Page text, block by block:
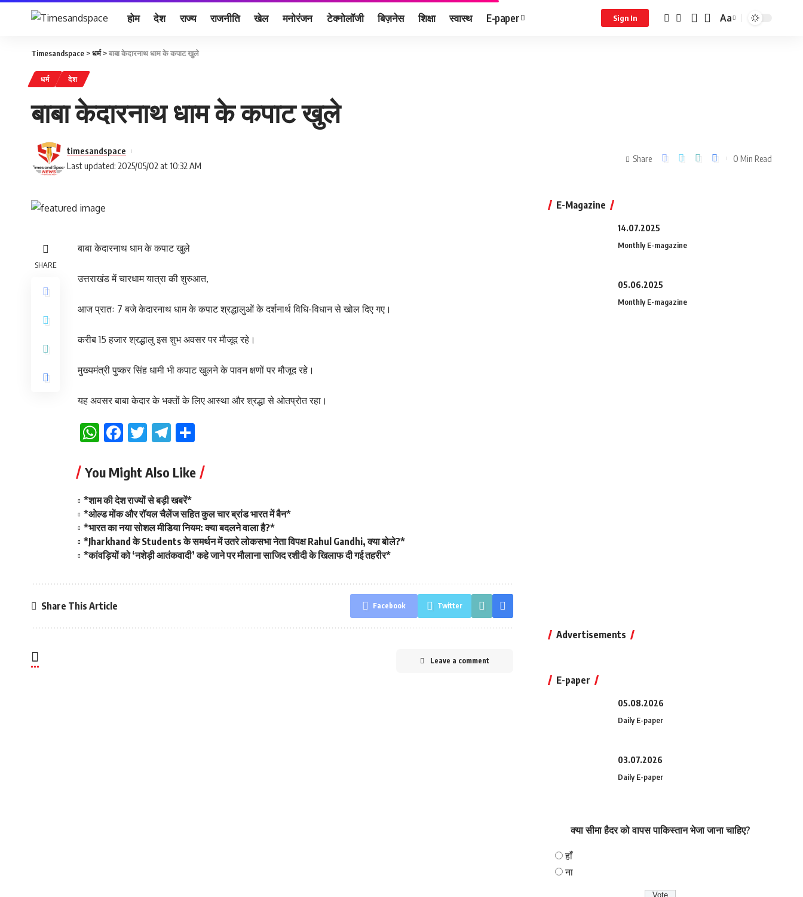
होम देश राज्य राजनीति खेल मनोरंजन टेक्नोलॉजी बिज़नेस शिक्षा स्वास्थ E-paper Sign In Aa
Timesandspace >धर्म>बाबा केदारनाथ धाम के कपाट खुले
धर्म देश
बाबा केदारनाथ धाम के कपाट खुले
Last updated: 2025/05/02 at 10:32 AM
timesandspace
Share 0 Min Read
SHARE
बाबा केदारनाथ धाम के कपाट खुले
उत्तराखंड में चारधाम यात्रा की शुरुआत,
आज प्रातः 7 बजे केदारनाथ धाम के कपाट श्रद्धालुओं के दर्शनार्थ विधि-विधान से खोल दिए गए।
करीब 15 हजार श्रद्धालु इस शुभ अवसर पर मौजूद रहे।
मुख्यमंत्री पुष्कर सिंह धामी भी कपाट खुलने के पावन क्षणों पर मौजूद रहे।
यह अवसर बाबा केदार के भक्तों के लिए आस्था और श्रद्धा से ओतप्रोत रहा।
WhatsApp
Facebook
TwitterTelegram
You Might Also Like
*शाम की देश राज्यों से बड़ी खबरें*
*ओल्ड मोंक और रॉयल चैलेंज सहित कुल चार ब्रांड भारत में बैन*
*भारत का नया सोशल मीडिया नियम: क्या बदलने वाला है?*
*Jharkhand के Students के समर्थन में उतरे लोकसभा नेता विपक्ष Rahul Gandhi, क्या बोले?*
*कांवड़ियों को ‘नशेड़ी आतंकवादी’ कहे जाने पर मौलाना साजिद रशीदी के खिलाफ दी गई तहरीर*
Share This Article Facebook Twitter
Leave a comment
E-Magazine
14.07.2025
Monthly E-magazine
05.06.2025
Monthly E-magazine
Advertisements
E-paper
05.08.2026
Daily E-paper
03.07.2026
Daily E-paper
क्या सीमा हैदर को वापस पाकिस्तान भेजा जाना चाहिए?
हाँ
ना